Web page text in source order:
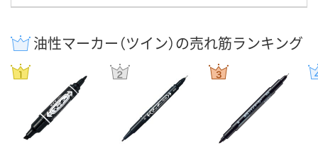
油性マーカー（ツイン）の売れ筋ランキング